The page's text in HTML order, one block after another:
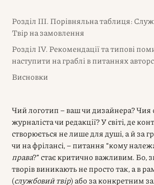
Розділ III. Порівняльна таблиця:
Твір на замовлення
Розділ IV. Рекомендації та типові
наступити на граблі в питаннях
Висновки
Чий логотип – ваш чи дизайнера? Чия
журналіста чи редакції? У світі, де
створюється не лише для душі, а й за
чи на фрілансі, – питання “кому
права?” стає критично важливим. Бо,
творів виникають не просто так, а в
(службовий твір) або за конкретним